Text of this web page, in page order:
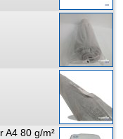
A4 80 g/m²